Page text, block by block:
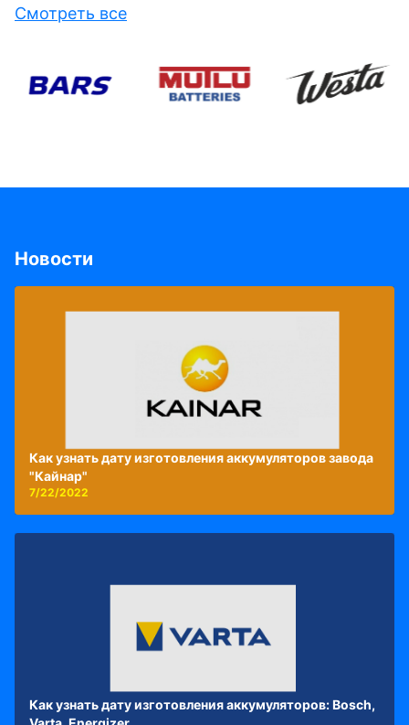
Смотреть все
Новости
Как узнать дату изготовления аккумуляторов завода
"Кайнар"
7/22/2022
Как узнать дату изготовления аккумуляторов: Bosch,